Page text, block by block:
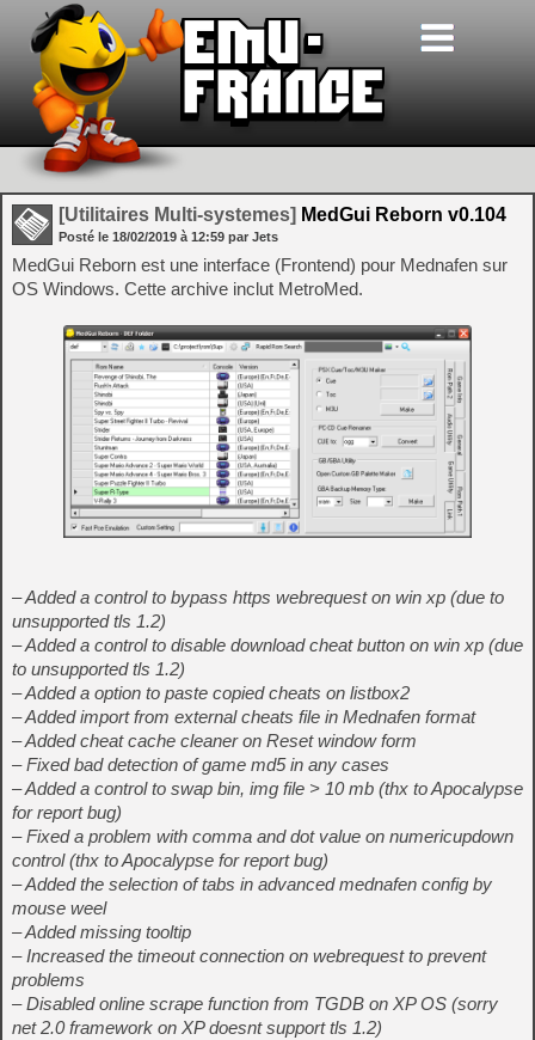
[Utilitaires Multi-systemes] MedGui Reborn v0.104
Posté le 18/02/2019 à 12:59 par Jets
MedGui Reborn est une interface (Frontend) pour Mednafen sur
OS Windows. Cette archive inclut MetroMed.
– Added a control to bypass https webrequest on win xp (due to
unsupported tls 1.2)
– Added a control to disable download cheat button on win xp (due
to unsupported tls 1.2)
– Added a option to paste copied cheats on listbox2
– Added import from external cheats file in Mednafen format
– Added cheat cache cleaner on Reset window form
– Fixed bad detection of game md5 in any cases
– Added a control to swap bin, img file > 10 mb (thx to Apocalypse
for report bug)
– Fixed a problem with comma and dot value on numericupdown
control (thx to Apocalypse for report bug)
– Added the selection of tabs in advanced mednafen config by
mouse weel
– Added missing tooltip
– Increased the timeout connection on webrequest to prevent
problems
– Disabled online scrape function from TGDB on XP OS (sorry
net 2.0 framework on XP doesnt support tls 1.2)